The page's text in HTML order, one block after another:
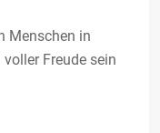
Menschen in
Freude sein